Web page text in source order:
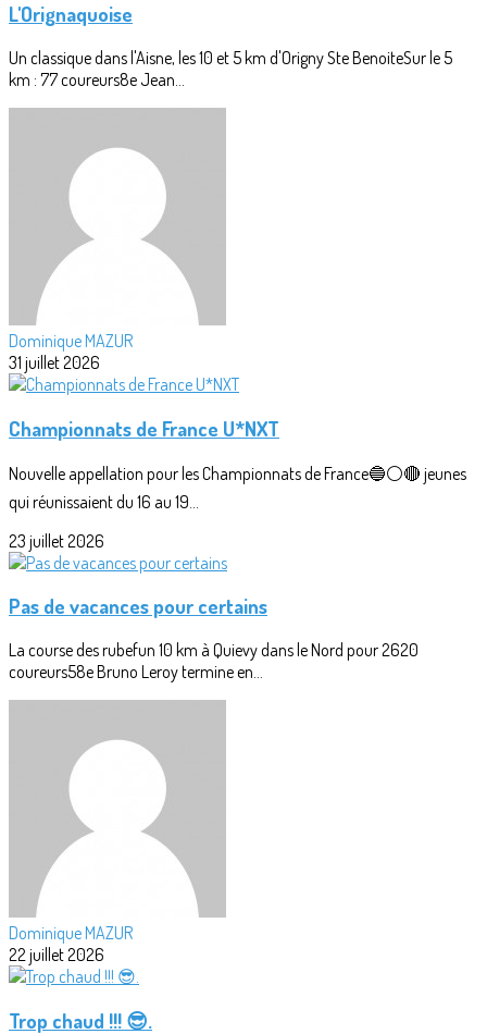
L'Orignaquoise
Un classique dans l'Aisne, les 10 et 5 km d'Origny Ste BenoiteSur le 5
km : 77 coureurs8e Jean...
Dominique MAZUR
31 juillet 2026
Championnats de France U*NXT
Nouvelle appellation pour les Championnats de France🔵⚪🔴 jeunes
qui réunissaient du 16 au 19...
23 juillet 2026
Pas de vacances pour certains
La course des rubefun 10 km à Quievy dans le Nord pour 2620
coureurs58e Bruno Leroy termine en...
Dominique MAZUR
22 juillet 2026
Trop chaud !!! 😎.